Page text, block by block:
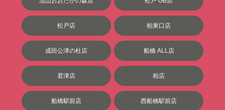
松戸店 柏東口店
成田公津の杜店 船橋 ALL店
君津店 柏店
船橋駅前店 西船橋駅前店